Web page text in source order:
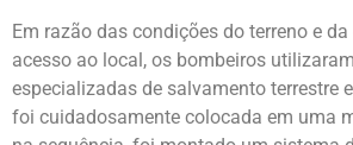
Em razão das condições do terreno e
acesso ao local, os bombeiros
especializadas de salvamento terrestre
foi cuidadosamente colocada em uma